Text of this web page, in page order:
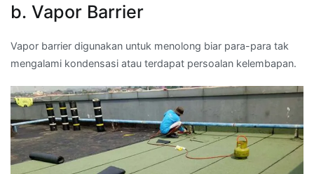
b. Vapor Barrier
Vapor barrier digunakan untuk menolong biar para-para tak
mengalami kondensasi atau terdapat persoalan kelembapan.